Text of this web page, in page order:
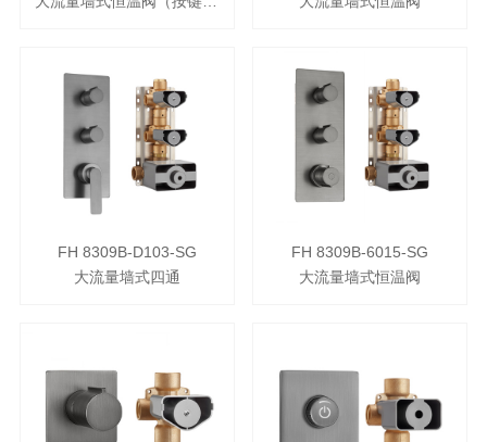
FH 8309B-D103-SG
大流量墙式四通
FH 8309B-6015-SG
大流量墙式恒温阀